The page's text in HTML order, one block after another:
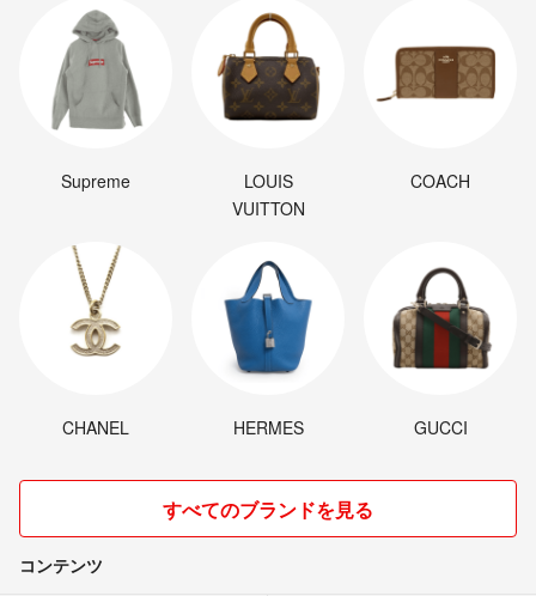
Supreme
LOUIS
VUITTON
COACH
CHANEL HERMES GUCCI
すべてのブランドを見る
コンテンツ